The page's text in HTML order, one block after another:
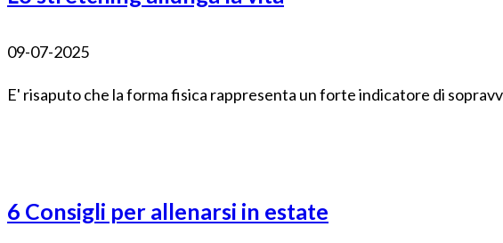
09-07-2025
E' risaputo che la forma fisica rappresenta un forte indicatore di
6 Consigli per allenarsi in estate